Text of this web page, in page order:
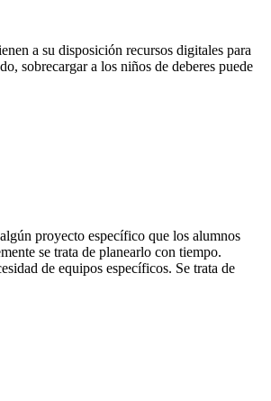
a su disposición recursos digitales para
sobrecargar a los niños de deberes puede
proyecto específico que los alumnos
se trata de planearlo con tiempo.
de equipos específicos. Se trata de